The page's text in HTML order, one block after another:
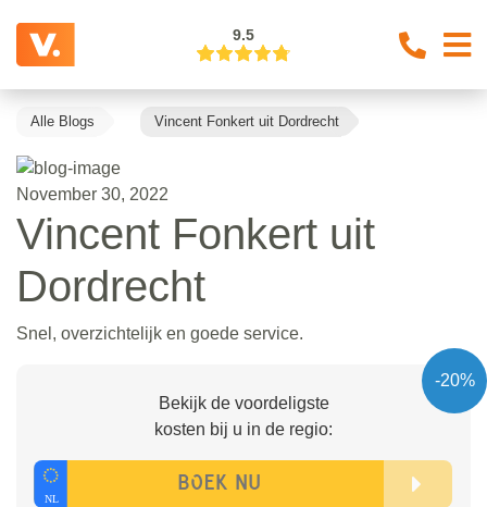
9.5
Alle Blogs Vincent Fonkert uit Dordrecht
November 30, 2022
Vincent Fonkert uit
Dordrecht
Snel, overzichtelijk en goede service.
-20%
Bekijk de voordeligste
kosten bij u in de regio: